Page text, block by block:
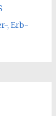
, Erb-